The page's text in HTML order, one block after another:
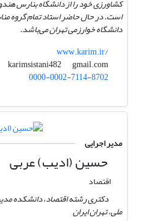
است. در حال حاضر استاد تمام گروه
دانشگاه خوارزمی تهران می‌باشد.
www.karim.ir/
karimsistani482
gmail.com
0000-0002-7114-8702
مدیر اجرایی
حسین (ادیب) عربی
اقتصاد
دکتری رشته اقتصاد، دانشکده
ملی، تهران ایران